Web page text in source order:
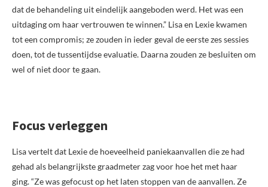
dat de behandeling uit eindelijk aangeboden werd. Het was een
uitdaging om haar vertrouwen te winnen.” Lisa en Lexie kwamen
tot een compromis; ze zouden in ieder geval de eerste zes sessies
doen, tot de tussentijdse evaluatie. Daarna zouden ze besluiten om
wel of niet door te gaan.
Focus verleggen
Lisa vertelt dat Lexie de hoeveelheid paniekaanvallen die ze had
gehad als belangrijkste graadmeter zag voor hoe het met haar
ging. “Ze was gefocust op het laten stoppen van de aanvallen. Ze